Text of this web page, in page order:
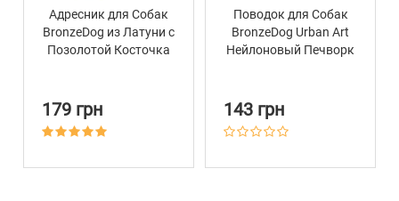
Адресник для Собак
BronzeDog из Латуни с
Позолотой Косточка
179 грн
Поводок для Собак
BronzeDog Urban Art
Нейлоновый Печворк
143 грн